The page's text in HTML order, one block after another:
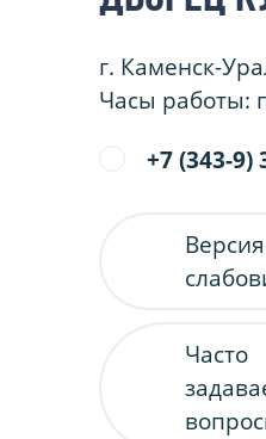
г. Каменск-
Часы работы:
+7 (343-9)
Часто